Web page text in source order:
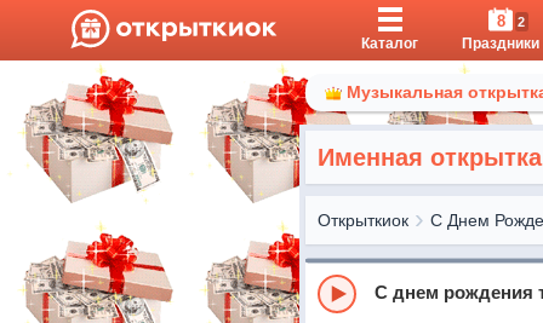
Каталог
8 2
Праздники
Музыкальная
Именная
Открыткиок С Днем
С днем рождения